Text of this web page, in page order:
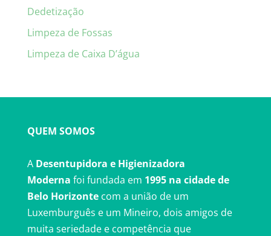
Dedetização
Limpeza de Fossas
Limpeza de Caixa D’água
QUEM SOMOS
A Desentupidora e Higienizadora
Moderna foi fundada em 1995 na cidade de
Belo Horizontecom a união de um
Luxemburguês e um Mineiro, dois amigos de
muita seriedade e competência que